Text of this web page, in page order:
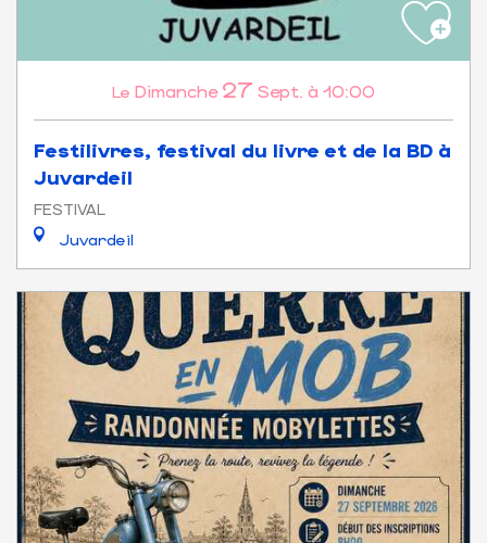
Le Dimanche 27 Sept. à 10:00
Festilivres, festival du livre et de la BD à
Juvardeil
FESTIVAL
Juvardeil